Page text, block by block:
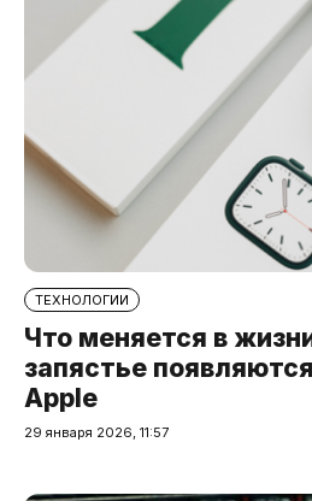
ТЕХНОЛОГИИ
Что меняется в
запястье
Apple
29 января 2026, 11:57